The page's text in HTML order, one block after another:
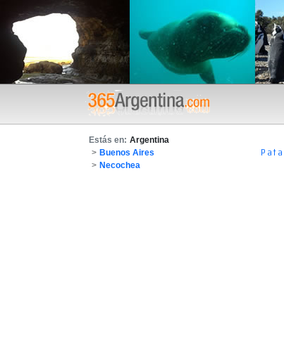
Estás en: Argentina
> Buenos Aires
> Necochea